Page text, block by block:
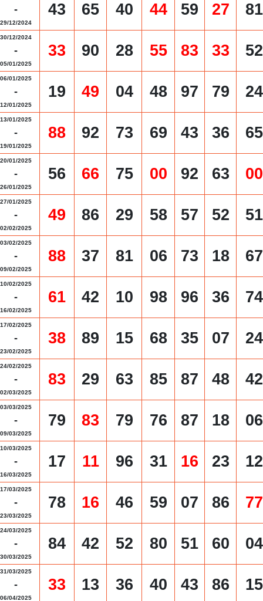
-
29/12/2024
43 65 40 44 59 27 81
30/12/2024
-
05/01/2025
33 90 28 55 83 33 52
06/01/2025
-
12/01/2025
19 49 04 48 97 79 24
13/01/2025
-
19/01/2025
88 92 73 69 43 36 65
20/01/2025
-
26/01/2025
56 66 75 00 92 63 00
27/01/2025
-
02/02/2025
49 86 29 58 57 52 51
03/02/2025
-
09/02/2025
88 37 81 06 73 18 67
10/02/2025
-
16/02/2025
61 42 10 98 96 36 74
17/02/2025
-
23/02/2025
38 89 15 68 35 07 24
24/02/2025
-
02/03/2025
83 29 63 85 87 48 42
03/03/2025
-
09/03/2025
79 83 79 76 87 18 06
10/03/2025
-
16/03/2025
17 11 96 31 16 23 12
17/03/2025
-
23/03/2025
78 16 46 59 07 86 77
24/03/2025
-
30/03/2025
84 42 52 80 51 60 04
31/03/2025
-
06/04/2025
33 13 36 40 43 86 15